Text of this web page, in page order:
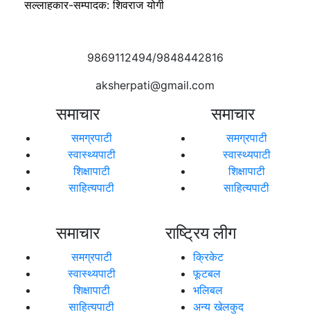
सल्लाहकार-सम्पादक: शिवराज योगी
9869112494/9848442816
aksherpati@gmail.com
समाचार
समग्रपाटी
स्वास्थ्यपाटी
शिक्षापाटी
साहित्यपाटी
समाचार
समग्रपाटी
स्वास्थ्यपाटी
शिक्षापाटी
साहित्यपाटी
समाचार
समग्रपाटी
स्वास्थ्यपाटी
शिक्षापाटी
साहित्यपाटी
राष्ट्रिय लीग
क्रिकेट
फूटबल
भलिबल
अन्य खेलकुद